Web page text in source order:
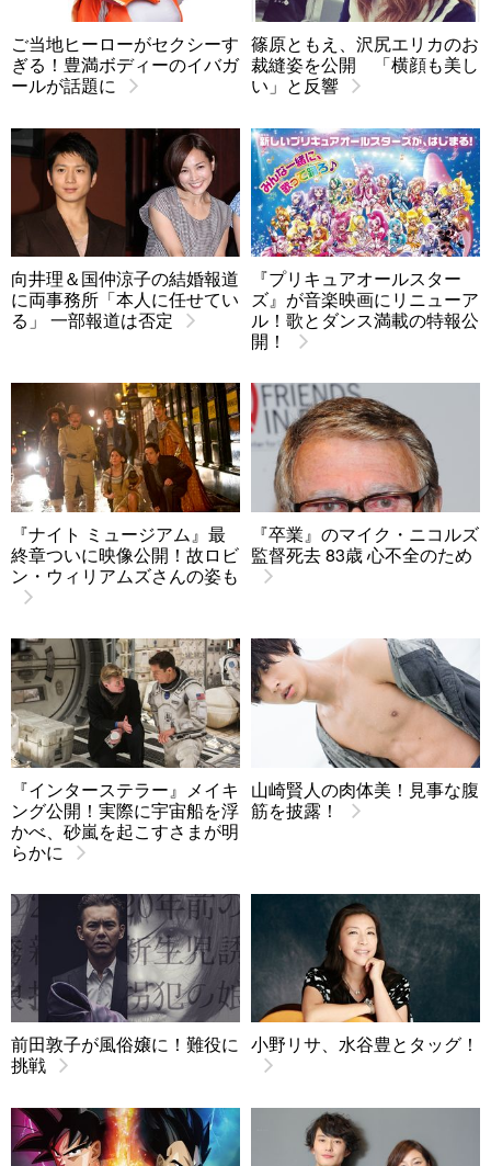
ご当地ヒーローがセクシーす
ぎる！豊満ボディーのイバガ
ールが話題に
篠原ともえ、沢尻エリカのお
裁縫姿を公開 「横顔も美し
い」と反響
向井理＆国仲涼子の結婚報道
に両事務所「本人に任せてい
る」 一部報道は否定
『プリキュアオールスター
ズ』が音楽映画にリニューア
ル！歌とダンス満載の特報公
開！
『ナイト ミュージアム』最
終章ついに映像公開！故ロビ
ン・ウィリアムズさんの姿も
『卒業』のマイク・ニコルズ
監督死去 83歳 心不全のため
『インターステラー』メイキ
ング公開！実際に宇宙船を浮
かべ、砂嵐を起こすさまが明
らかに
山崎賢人の肉体美！見事な腹
筋を披露！
前田敦子が風俗嬢に！難役に
挑戦
小野リサ、水谷豊とタッグ！